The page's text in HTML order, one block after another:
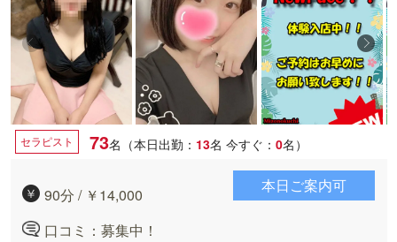
セラピスト 73名（本日出勤： 13名 今すぐ： 0名）
90分 / ￥14,000
口コミ：募集中！
本日ご案内可